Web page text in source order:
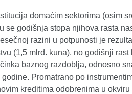
domaćim sektorima (osim
se godišnja stopa njihova rasta
razini u potpunosti je
(1,5 mlrd. kuna), no godišnji
baznog razdoblja, odnosno
Promatrano po
kreditima odobrenima u